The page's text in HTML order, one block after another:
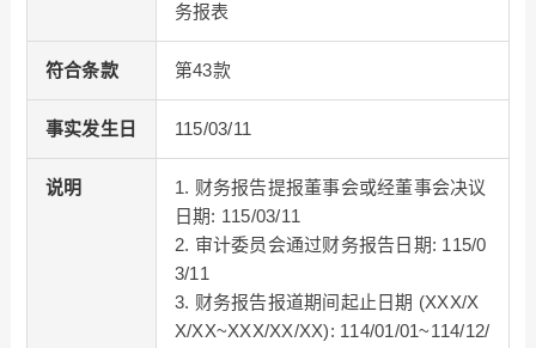
务报表
符合条款 第43款
事实发生日 115/03/11
说明
1. 财务报告提报董事会或经董事会决议
日期: 115/03/11
2. 审计委员会通过财务报告日期: 115/0
3/11
3. 财务报告报道期间起止日期 (XXX/X
X/XX~XXX/XX/XX): 114/01/01~114/12/